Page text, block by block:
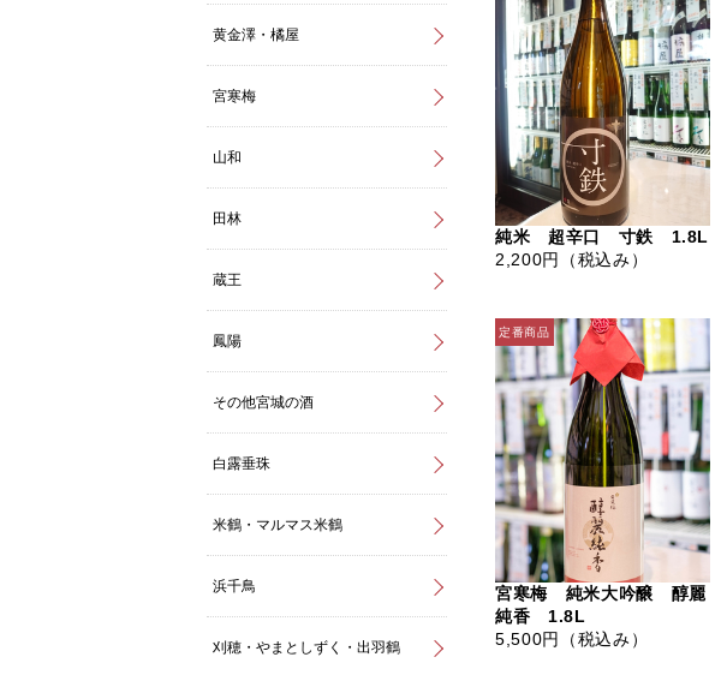
純米 超辛口 寸鉄 1.8L
2,200円
（税込み）
宮寒梅 純米大吟醸 醇麗
純香 1.8L
5,500円
（税込み）
黄金澤・橘屋
宮寒梅
山和
田林
蔵王
鳳陽
その他宮城の酒
白露垂珠
米鶴・マルマス米鶴
浜千鳥
刈穂・やまとしずく・出羽鶴